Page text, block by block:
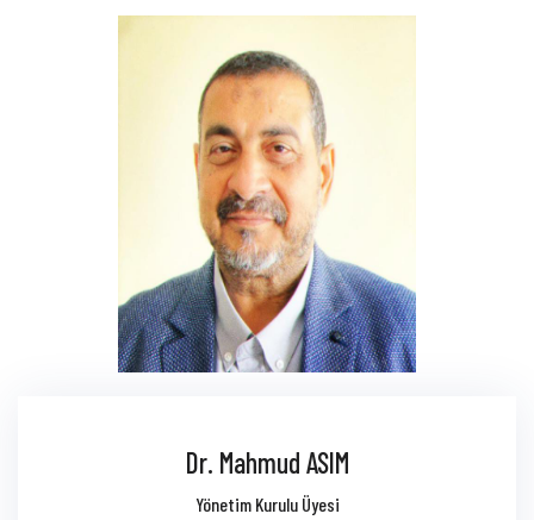
Dr. Mahmud ASIM
Yönetim Kurulu Üyesi